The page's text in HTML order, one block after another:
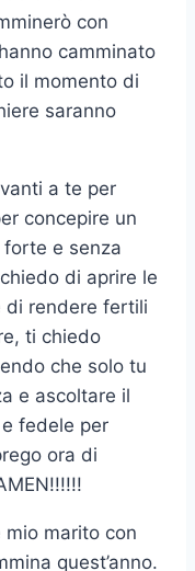
con
camminato
il momento di
saranno
a te per
concepire un
e senza
di aprire le
di rendere fertili
ti chiedo
che solo tu
e ascoltare il
fedele per
ora di
mio marito con
quest’anno.